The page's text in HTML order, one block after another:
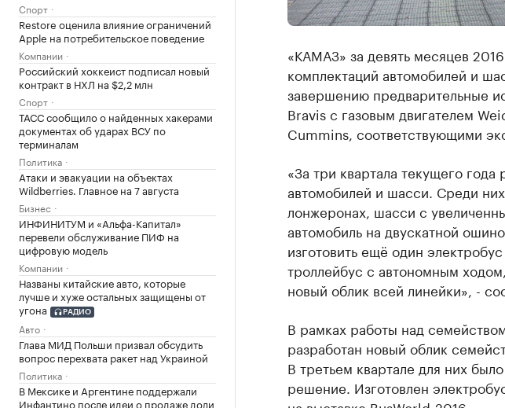
Спорт
Restore оценила влияние ограничений
Apple на потребительское поведение
Компании
Российский хоккеист подписал новый
контракт в НХЛ на $2,2 млн
Спорт
ТАСС сообщило о найденных хакерами
документах об ударах ВСУ по
терминалам
Политика
Атаки и эвакуации на объектах
Wildberries. Главное на 7 августа
Бизнес
ИНФИНИТУМ и «Альфа-Капитал»
перевели обслуживание ПИФ на
цифровую модель
Компании
Названы китайские авто, которые
лучше и хуже остальных защищены от
угона
РАДИО
Авто
Глава МИД Польши призвал обсудить
вопрос перехвата ракет над Украиной
Политика
В Мексике и Аргентине поддержали
Инфантино после идеи о продаже доли
«КАМАЗ» за девять месяцев
комплектаций автомобилей и
завершению предварительные
Bravis c газовым двигателем
Cummins, соответствующими
«За три квартала текущего
автомобилей и шасси. Среди
лонжеронах, шасси с
автомобиль на двускатной
изготовить ещё один
троллейбус с автономным
новый облик всей линейки», -
В рамках работы над
разработан новый облик
В третьем квартале для них
решение. Изготовлен